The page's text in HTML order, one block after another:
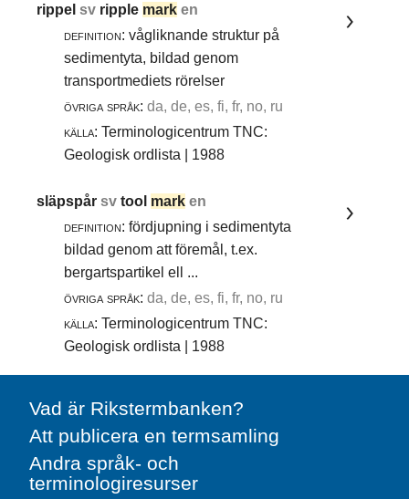
rippelsv ripple mark en
definition: vågliknande struktur på
sedimentyta, bildad genom
transportmediets rörelser
övriga språk: da, de, es, fi, fr, no, ru
källa: Terminologicentrum TNC:
Geologisk ordlista | 1988
släpspårsvtool mark en
definition: fördjupning i sedimentyta
bildad genom att föremål, t.ex.
bergartspartikel ell ...
övriga språk: da, de, es, fi, fr, no, ru
källa: Terminologicentrum TNC:
Geologisk ordlista | 1988
Vad är Rikstermbanken?
Att publicera en termsamling
Andra språk- och
terminologiresurser